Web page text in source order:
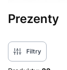
Prezenty
Filtry